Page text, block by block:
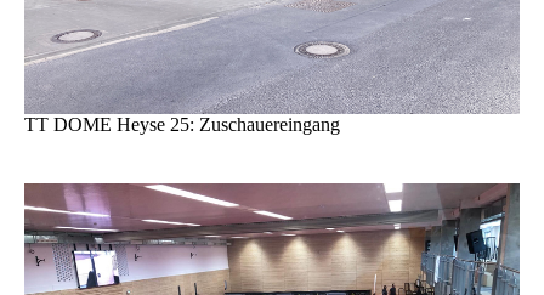
TT DOME Heyse 25: Zuschauereingang